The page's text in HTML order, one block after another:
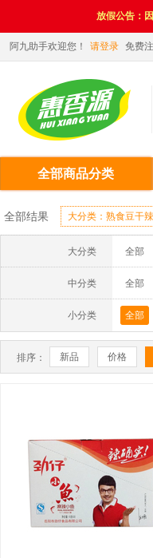
放假公告：
阿九助手欢迎您！ 请登录 免费
全部商品分类
全部结果 大分类：熟食豆干
大分类 全部
中分类 全部
小分类 全部
排序： 新品 价格